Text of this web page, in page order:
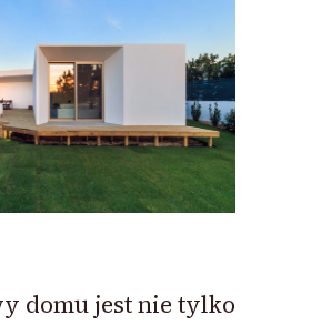
domu jest nie tylko